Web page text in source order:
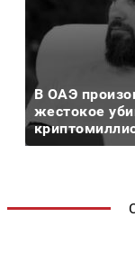
В ОАЭ
жестокое